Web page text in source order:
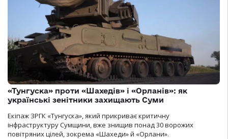
«Тунгуска» проти «Шахедів» і «Орланів»: як
українські зенітники захищають Суми
Екіпаж ЗРГК «Тунгуска», який прикриває критичну
інфраструктуру Сумщини, вже знищив понад 30 ворожих
повітряних цілей, зокрема «Шахеди» й «Орлани».